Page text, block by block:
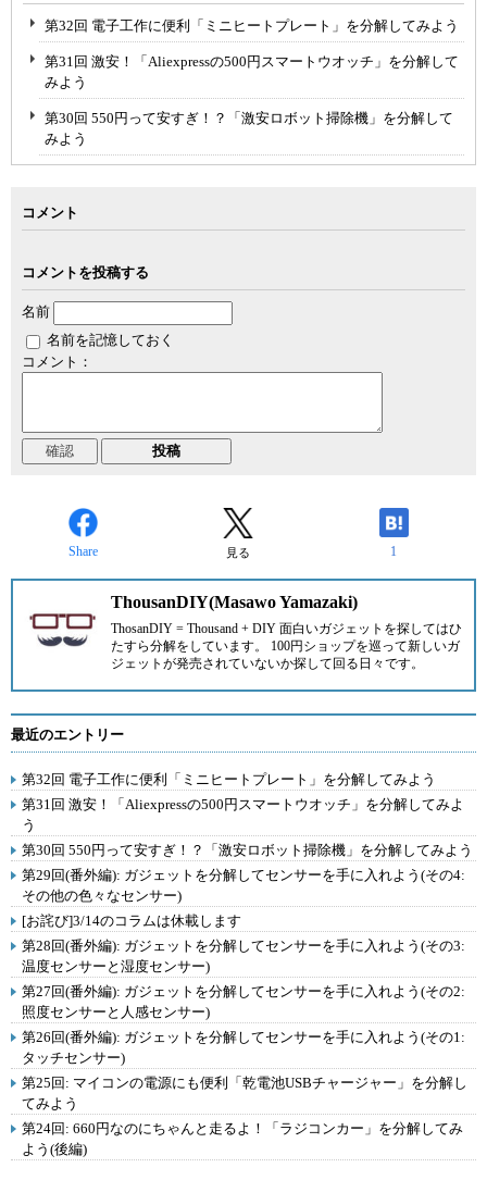
第32回 電子工作に便利「ミニヒートプレート」を分解してみよう
第31回 激安！「Aliexpressの500円スマートウオッチ」を分解して
みよう
第30回 550円って安すぎ！？「激安ロボット掃除機」を分解して
みよう
コメント
コメントを投稿する
名前
名前を記憶しておく
コメント：
Share 見る 1
ThousanDIY(Masawo Yamazaki)
ThosanDIY = Thousand + DIY 面白いガジェットを探してはひ
たすら分解をしています。 100円ショップを巡って新しいガ
ジェットが発売されていないか探して回る日々です。
最近のエントリー
第32回 電子工作に便利「ミニヒートプレート」を分解してみよう
第31回 激安！「Aliexpressの500円スマートウオッチ」を分解してみよ
う
第30回 550円って安すぎ！？「激安ロボット掃除機」を分解してみよう
第29回(番外編): ガジェットを分解してセンサーを手に入れよう(その4:
その他の色々なセンサー)
[お詫び]3/14のコラムは休載します
第28回(番外編): ガジェットを分解してセンサーを手に入れよう(その3:
温度センサーと湿度センサー)
第27回(番外編): ガジェットを分解してセンサーを手に入れよう(その2:
照度センサーと人感センサー)
第26回(番外編): ガジェットを分解してセンサーを手に入れよう(その1:
タッチセンサー)
第25回: マイコンの電源にも便利「乾電池USBチャージャー」を分解し
てみよう
第24回: 660円なのにちゃんと走るよ！「ラジコンカー」を分解してみ
よう(後編)